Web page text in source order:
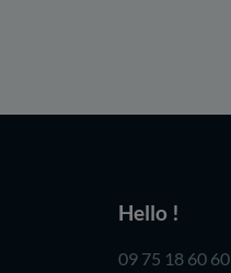
Hello !
09 75 18 60 60